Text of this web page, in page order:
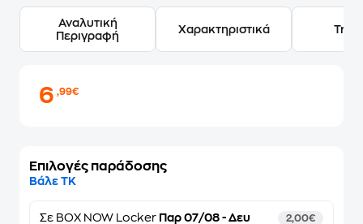
Αναλυτική
Περιγραφή
Χαρακτηριστικά
6,99€
Επιλογές παράδοσης
Βάλε ΤΚ
Σε BOX NOW Locker Παρ 07/08 - Δευ
2,00€